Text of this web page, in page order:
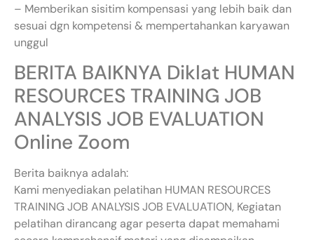
– Memberikan sisitim kompensasi yang lebih baik dan
sesuai dgn kompetensi & mempertahankan karyawan
unggul
BERITA BAIKNYA Diklat HUMAN
RESOURCES TRAINING JOB
ANALYSIS JOB EVALUATION
Online Zoom
Berita baiknya adalah:
Kami menyediakan pelatihan HUMAN RESOURCES
TRAINING JOB ANALYSIS JOB EVALUATION, Kegiatan
pelatihan dirancang agar peserta dapat memahami